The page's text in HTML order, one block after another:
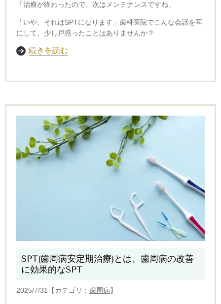
「治療が終わったので、次はメンテナンスですね」
「いや、それはSPTになります」 歯科医院でこんな会話を耳
にして、少し戸惑ったことはありませんか？
続きを読む
SPT(歯周病安定期治療)とは、歯周病の改善
に効果的なSPT
2025/7/31【カテゴリ： 歯周病】